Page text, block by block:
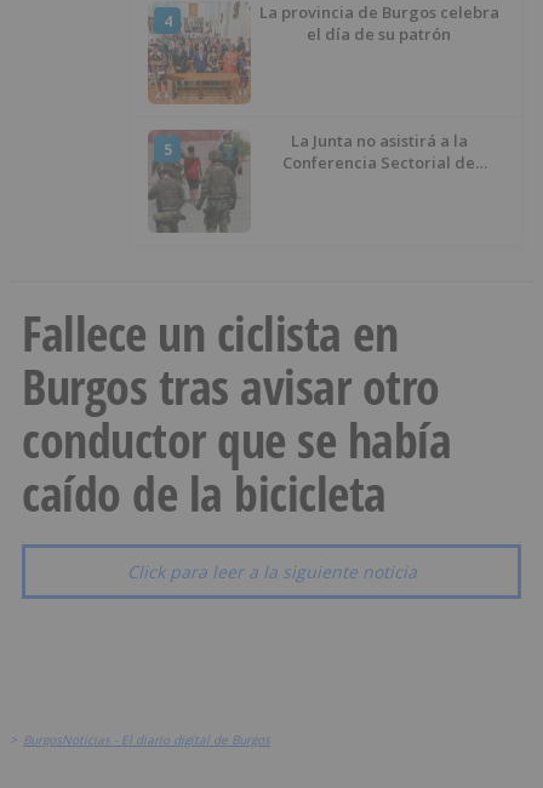
4
La provincia de Burgos celebra
el día de su patrón
5
La Junta no asistirá a la
Conferencia Sectorial de
Fallece un ciclista en
Burgos tras avisar otro
conductor que se había
caído de la bicicleta
Click para leer a la siguiente noticia
> BurgosNoticias - El diario digital de Burgos